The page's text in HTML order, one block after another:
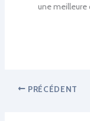
une
PRÉCÉDENT